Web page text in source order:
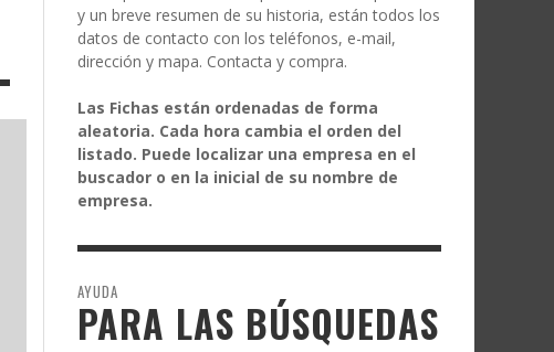
y un breve resumen de su historia, están todos los
datos de contacto con los teléfonos, e-mail,
dirección y mapa. Contacta y compra.
Las Fichas están ordenadas de forma
aleatoria. Cada hora cambia el orden del
listado. Puede localizar una empresa en el
buscador o en la inicial de su nombre de
empresa.
AYUDA
PARA LAS BÚSQUEDAS